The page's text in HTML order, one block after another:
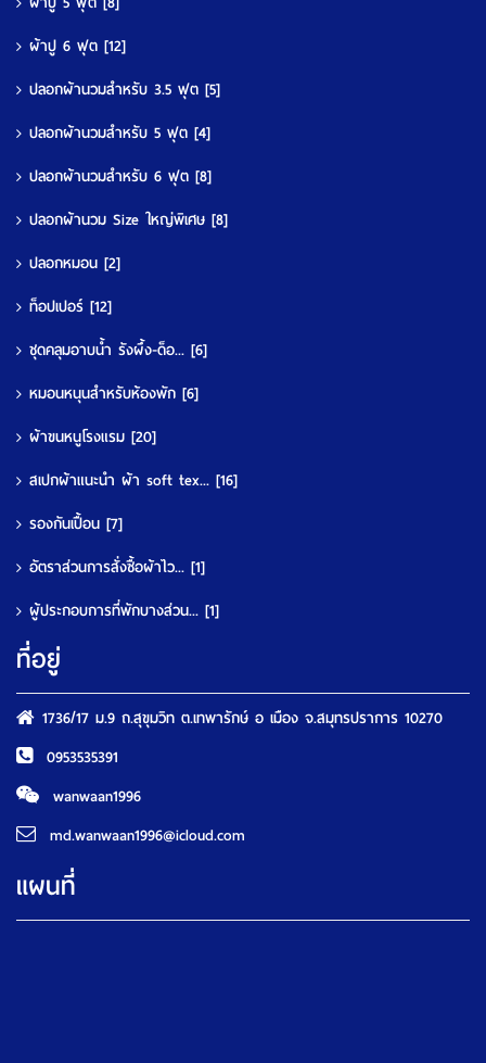
ผ้าปู 6 ฟุต [12]
ปลอกผ้านวมสำหรับ 3.5 ฟุต [5]
ปลอกผ้านวมสำหรับ 5 ฟุต [4]
ปลอกผ้านวมสำหรับ 6 ฟุต [8]
ปลอกผ้านวม Size ใหญ่พิเศษ [8]
ปลอกหมอน [2]
ท็อปเปอร์ [12]
ชุดคลุมอาบน้ำ รังผึ้ง-ด็อ... [6]
หมอนหนุนสำหรับห้องพัก [6]
ผ้าขนหนูโรงแรม [20]
สเปกผ้าแนะนำ ผ้า soft tex... [16]
รองกันเปื้อน [7]
อัตราส่วนการสั่งซื้อผ้าไว... [1]
ผู้ประกอบการที่พักบางส่วน... [1]
ที่อยู่
1736/17 ม.9 ถ.สุขุมวิท ต.เทพารักษ์ อ เมือง จ.สมุทรปราการ 10270
0953535391
wanwaan1996
md.wanwaan1996@icloud.com
แผนที่